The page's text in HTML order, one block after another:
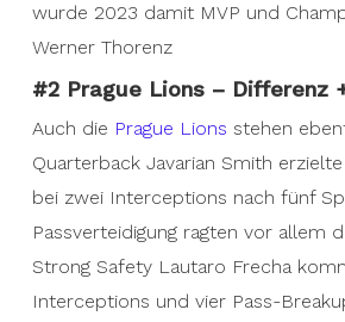
wurde 2023 damit MVP und
Werner Thorenz
#2 Prague Lions – Differenz
Auch die Prague Lions stehen
Quarterback Javarian Smith
bei zwei Interceptions nach fünf
Passverteidigung ragten vor allem
Strong Safety Lautaro Frecha
Interceptions und vier Pass-